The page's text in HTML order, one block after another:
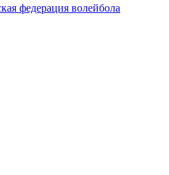
федерация волейбола